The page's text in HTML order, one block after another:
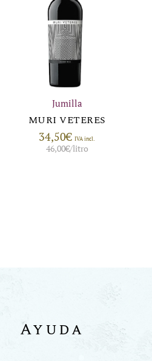
Jumilla
MURI VETERES
34,50€ IVA incl.
46,00€/litro
Ayuda